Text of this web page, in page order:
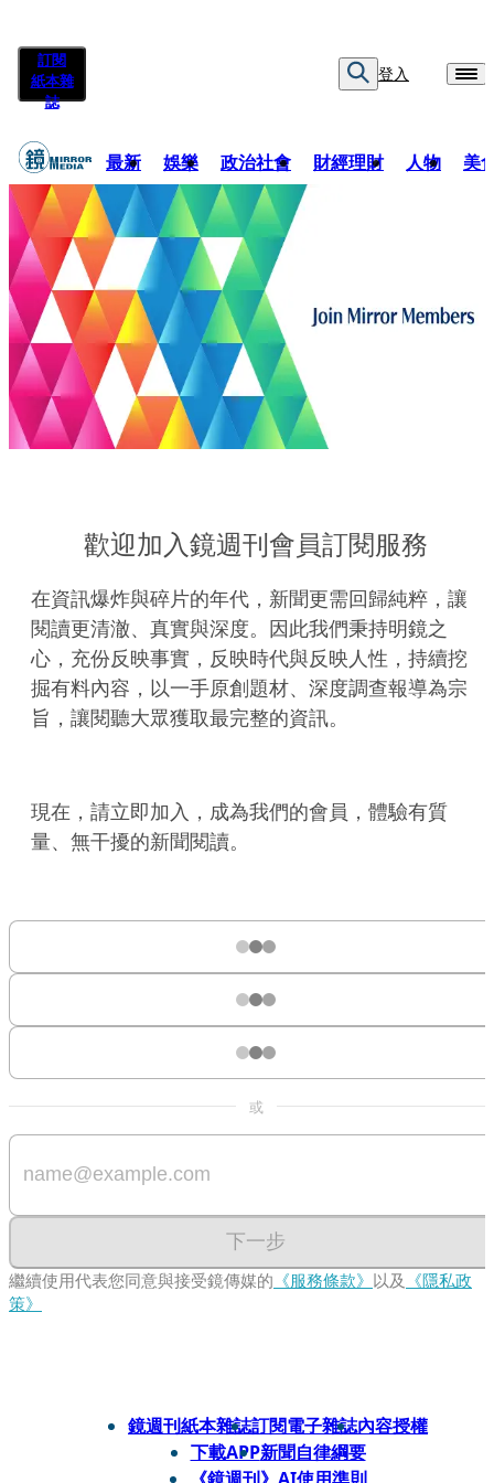
訂閱
紙本雜
誌
登入
最新 娛樂 政治社會 財經理財 人物 美
歡迎加入鏡週刊會員訂閱服務
在資訊爆炸與碎片的年代，新聞更需回歸純粹，讓
閱讀更清澈、真實與深度。因此我們秉持明鏡之
心，充份反映事實，反映時代與反映人性，持續挖
掘有料內容，以一手原創題材、深度調查報導為宗
旨，讓閱聽大眾獲取最完整的資訊。
現在，請立即加入，成為我們的會員，體驗有質
量、無干擾的新聞閱讀。
或
下一步
繼續使用代表您同意與接受鏡傳媒的 《服務條款》 以及 《隱私政
策》
鏡週刊紙本雜誌訂閱電子雜誌內容授權
下載APP新聞自律綱要